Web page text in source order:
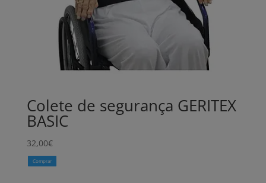
Colete de segurança GERITEX
BASIC
32,00€
Comprar